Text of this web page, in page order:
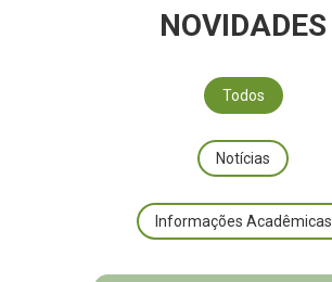
NOVIDADES
Todos
Notícias
Informações Acadêmicas